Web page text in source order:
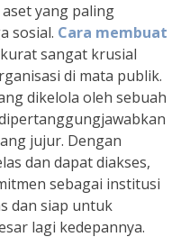
yang paling
sosial. Cara membuat
sangat krusial
di mata publik.
dikelola oleh sebuah
jujur. Dengan
dan dapat diakses,
sebagai institusi
dan siap untuk
lagi kedepannya.